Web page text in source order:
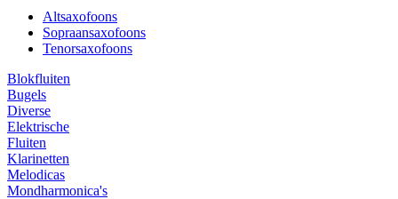
Altsaxofoons
Sopraansaxofoons
Tenorsaxofoons
Blokfluiten
Bugels
Diverse
Elektrische
Fluiten
Klarinetten
Melodicas
Mondharmonica's